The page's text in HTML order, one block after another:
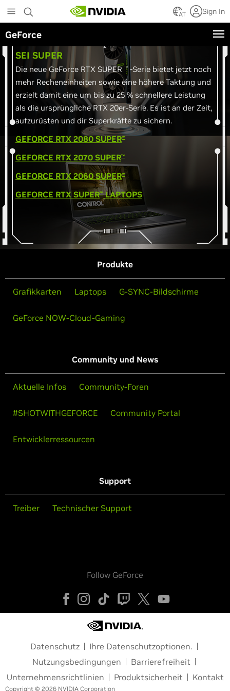
to
main
content
AT Sign In
GeForce
SEI SUPER
Die neue GeForce RTX SUPER ™-Serie bietet jetzt noch
mehr Recheneinheiten sowie eine höhere Taktung und
erzielt damit eine um bis zu 25 % schnellere Leistung
als die ursprüngliche RTX 20er-Serie. Es ist an der Zeit,
aufzurüsten und dir Superkräfte zu sichern.
GEFORCE RTX 2080 SUPER™
GEFORCE RTX 2070 SUPER™
GEFORCE RTX 2060 SUPER™
GEFORCE RTX SUPER™LAPTOPS
Produkte
Grafikkarten Laptops G-SYNC-Bildschirme
GeForce NOW-Cloud-Gaming
Community und News
Aktuelle Infos Community-Foren
#SHOTWITHGEFORCE Community Portal
Entwicklerressourcen
Support
Treiber Technischer Support
Follow GeForce
Datenschutz
Ihre Datenschutzoptionen.
Nutzungsbedingungen
Barrierefreiheit
Unternehmensrichtlinien
Produktsicherheit Kontakt
Copyright © 2026 NVIDIA Corporation